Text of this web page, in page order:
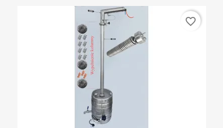
favorite_border